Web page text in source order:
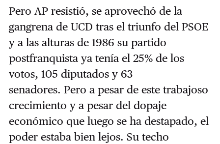
Pero AP resistió, se aprovechó de la
gangrena de UCD tras el triunfo del PSOE
y a las alturas de 1986 su partido
postfranquista ya tenía el 25% de los
votos, 105 diputados y 63
senadores. Pero a pesar de este trabajoso
crecimiento y a pesar del dopaje
económico que luego se ha destapado, el
poder estaba bien lejos. Su techo